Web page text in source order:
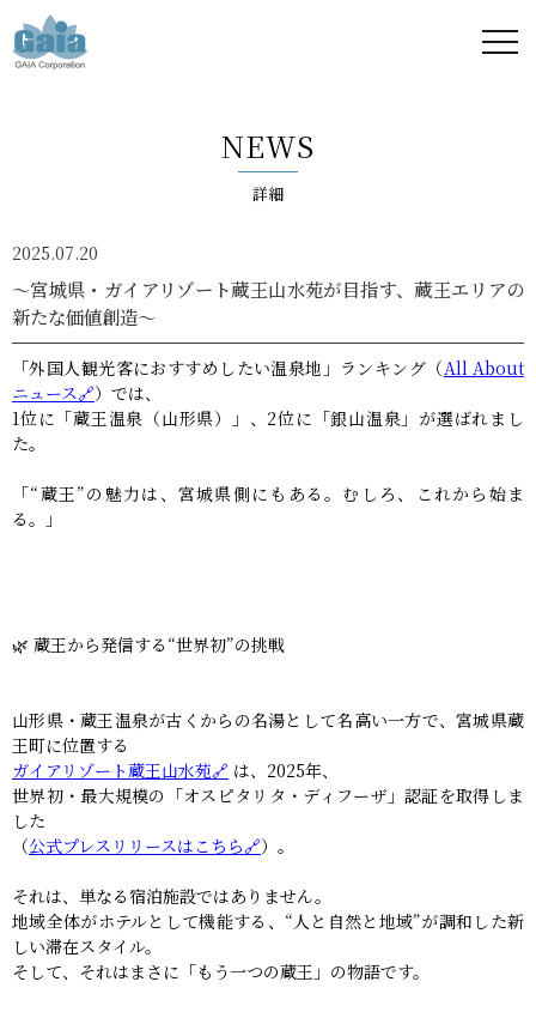
ア -
GAIA
Corporation
-
NEWS
詳細
2025.07.20
～宮城県・ガイアリゾート蔵王山水苑が目指す、蔵王エリアの
新たな価値創造～
「外国人観光客におすすめしたい温泉地」ランキング（All About
ニュース🔗）では、
1位に「蔵王温泉（山形県）」、2位に「銀山温泉」が選ばれまし
た。
「“蔵王”の魅力は、宮城県側にもある。むしろ、これから始ま
る。」
🌿 蔵王から発信する“世界初”の挑戦
山形県・蔵王温泉が古くからの名湯として名高い一方で、宮城県蔵
王町に位置する
ガイアリゾート蔵王山水苑🔗 は、2025年、
世界初・最大規模の「オスピタリタ・ディフーザ」認証を取得しま
した
（公式プレスリリースはこちら🔗）。
それは、単なる宿泊施設ではありません。
地域全体がホテルとして機能する、“人と自然と地域”が調和した新
しい滞在スタイル。
そして、それはまさに「もう一つの蔵王」の物語です。